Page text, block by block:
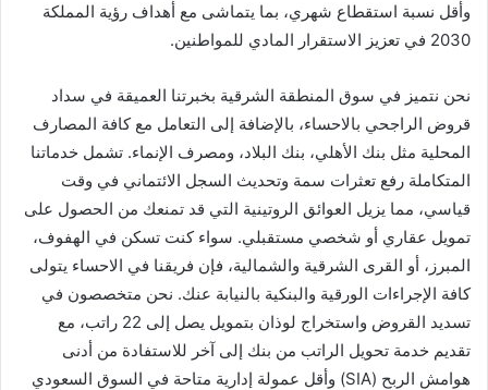
وأقل نسبة استقطاع شهري، بما يتماشى مع أهداف رؤية المملكة
2030 في تعزيز الاستقرار المادي للمواطنين.
نحن نتميز في سوق المنطقة الشرقية بخبرتنا العميقة في سداد
قروض الراجحي بالاحساء، بالإضافة إلى التعامل مع كافة المصارف
المحلية مثل بنك الأهلي، بنك البلاد، ومصرف الإنماء. تشمل خدماتنا
المتكاملة رفع تعثرات سمة وتحديث السجل الائتماني في وقت
قياسي، مما يزيل العوائق الروتينية التي قد تمنعك من الحصول على
تمويل عقاري أو شخصي مستقبلي. سواء كنت تسكن في الهفوف،
المبرز، أو القرى الشرقية والشمالية، فإن فريقنا في الاحساء يتولى
كافة الإجراءات الورقية والبنكية بالنيابة عنك. نحن متخصصون في
تسديد القروض واستخراج لوذان بتمويل يصل إلى 22 راتب، مع
تقديم خدمة تحويل الراتب من بنك إلى آخر للاستفادة من أدنى
هوامش الربح (SIA) وأقل عمولة إدارية متاحة في السوق السعودي